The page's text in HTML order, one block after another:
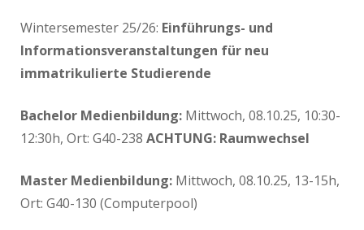
Wintersemester 25/26: Einführungs- und
Informationsveranstaltungen für neu
immatrikulierte Studierende
Bachelor Medienbildung: Mittwoch, 08.10.25, 10:30-
12:30h, Ort: G40-238 ACHTUNG: Raumwechsel
Master Medienbildung: Mittwoch, 08.10.25, 13-15h,
Ort: G40-130 (Computerpool)